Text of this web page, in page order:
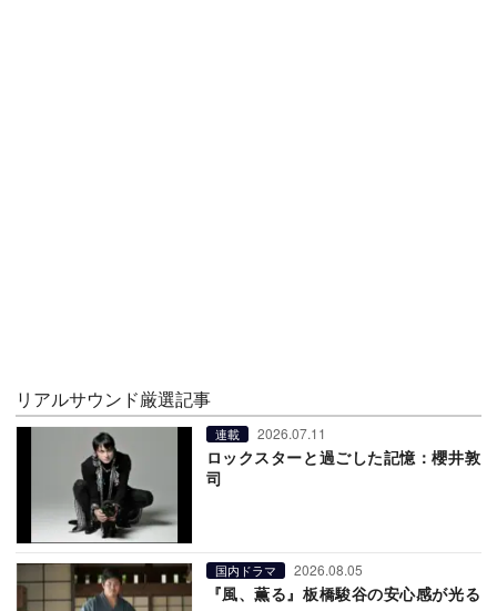
リアルサウンド厳選記事
連載 2026.07.11
ロックスターと過ごした記憶：櫻井敦
司
国内ドラマ 2026.08.05
『風、薫る』板橋駿谷の安心感が光る